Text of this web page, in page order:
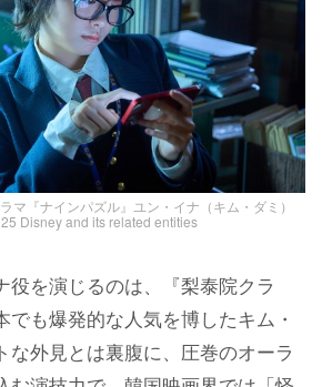
マ『ナインパズル』ユン・イナ（キム・ダミ）
Disney and its related entities
を演じるのは、『梨泰院クラ
でも爆発的な人気を博したキム・
な外見とは裏腹に、圧巻のオーラ